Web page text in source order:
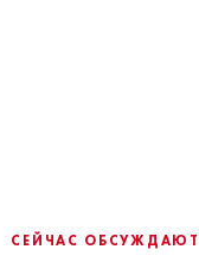
СЕЙЧАС ОБСУЖДАЮТ